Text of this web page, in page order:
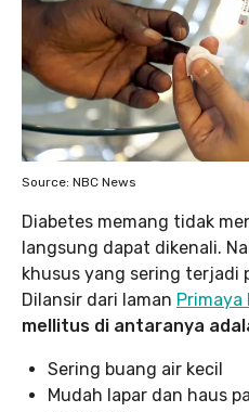
Source: NBC News
Diabetes memang tidak
langsung dapat dikenali.
khusus yang sering terjadi
Dilansir dari laman Primaya
mellitus di antaranya
Sering buang air kecil
Mudah lapar dan haus